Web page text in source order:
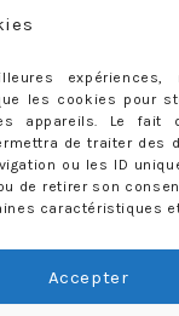
expériences,
les cookies pour
appareils. Le fait
de traiter des
ou les ID
de retirer son
caractéristiques
Accepter
très
à l’écoute et
vous jure que
le dis…). Je n’ai